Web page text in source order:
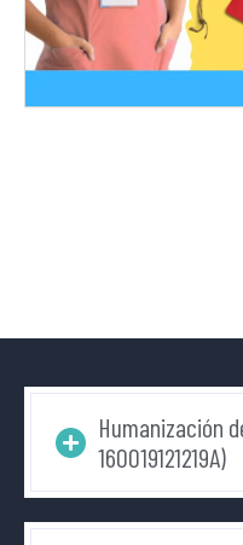
Humanización
160019121219A)